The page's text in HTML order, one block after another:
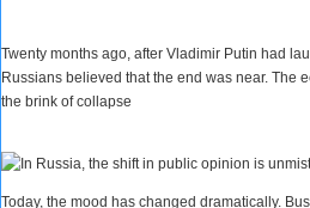
Twenty months ago, after Vladimir Putin had
Russians believed that the end was near. The
the brink of collapse
Today, the mood has changed dramatically.